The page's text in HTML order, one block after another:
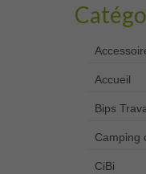
Accueil
Bips
Camping
CiBi